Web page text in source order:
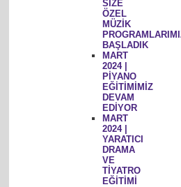
SİZE
ÖZEL
MÜZİK
BAŞLADIK
MART
2024 |
PİYANO
EĞİTİMİMİZ
DEVAM
EDİYOR
MART
2024 |
YARATICI
DRAMA
VE
TİYATRO
EĞİTİMİ